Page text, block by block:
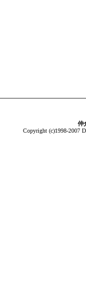
仲
Copyright (c)1998-2007